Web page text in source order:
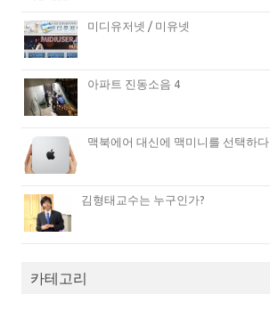
미디유저넷 / 미유넷
아파트 진동소음 4
맥북에어 대신에 맥미니를 선택하다
김형태교수는 누구인가?
카테고리